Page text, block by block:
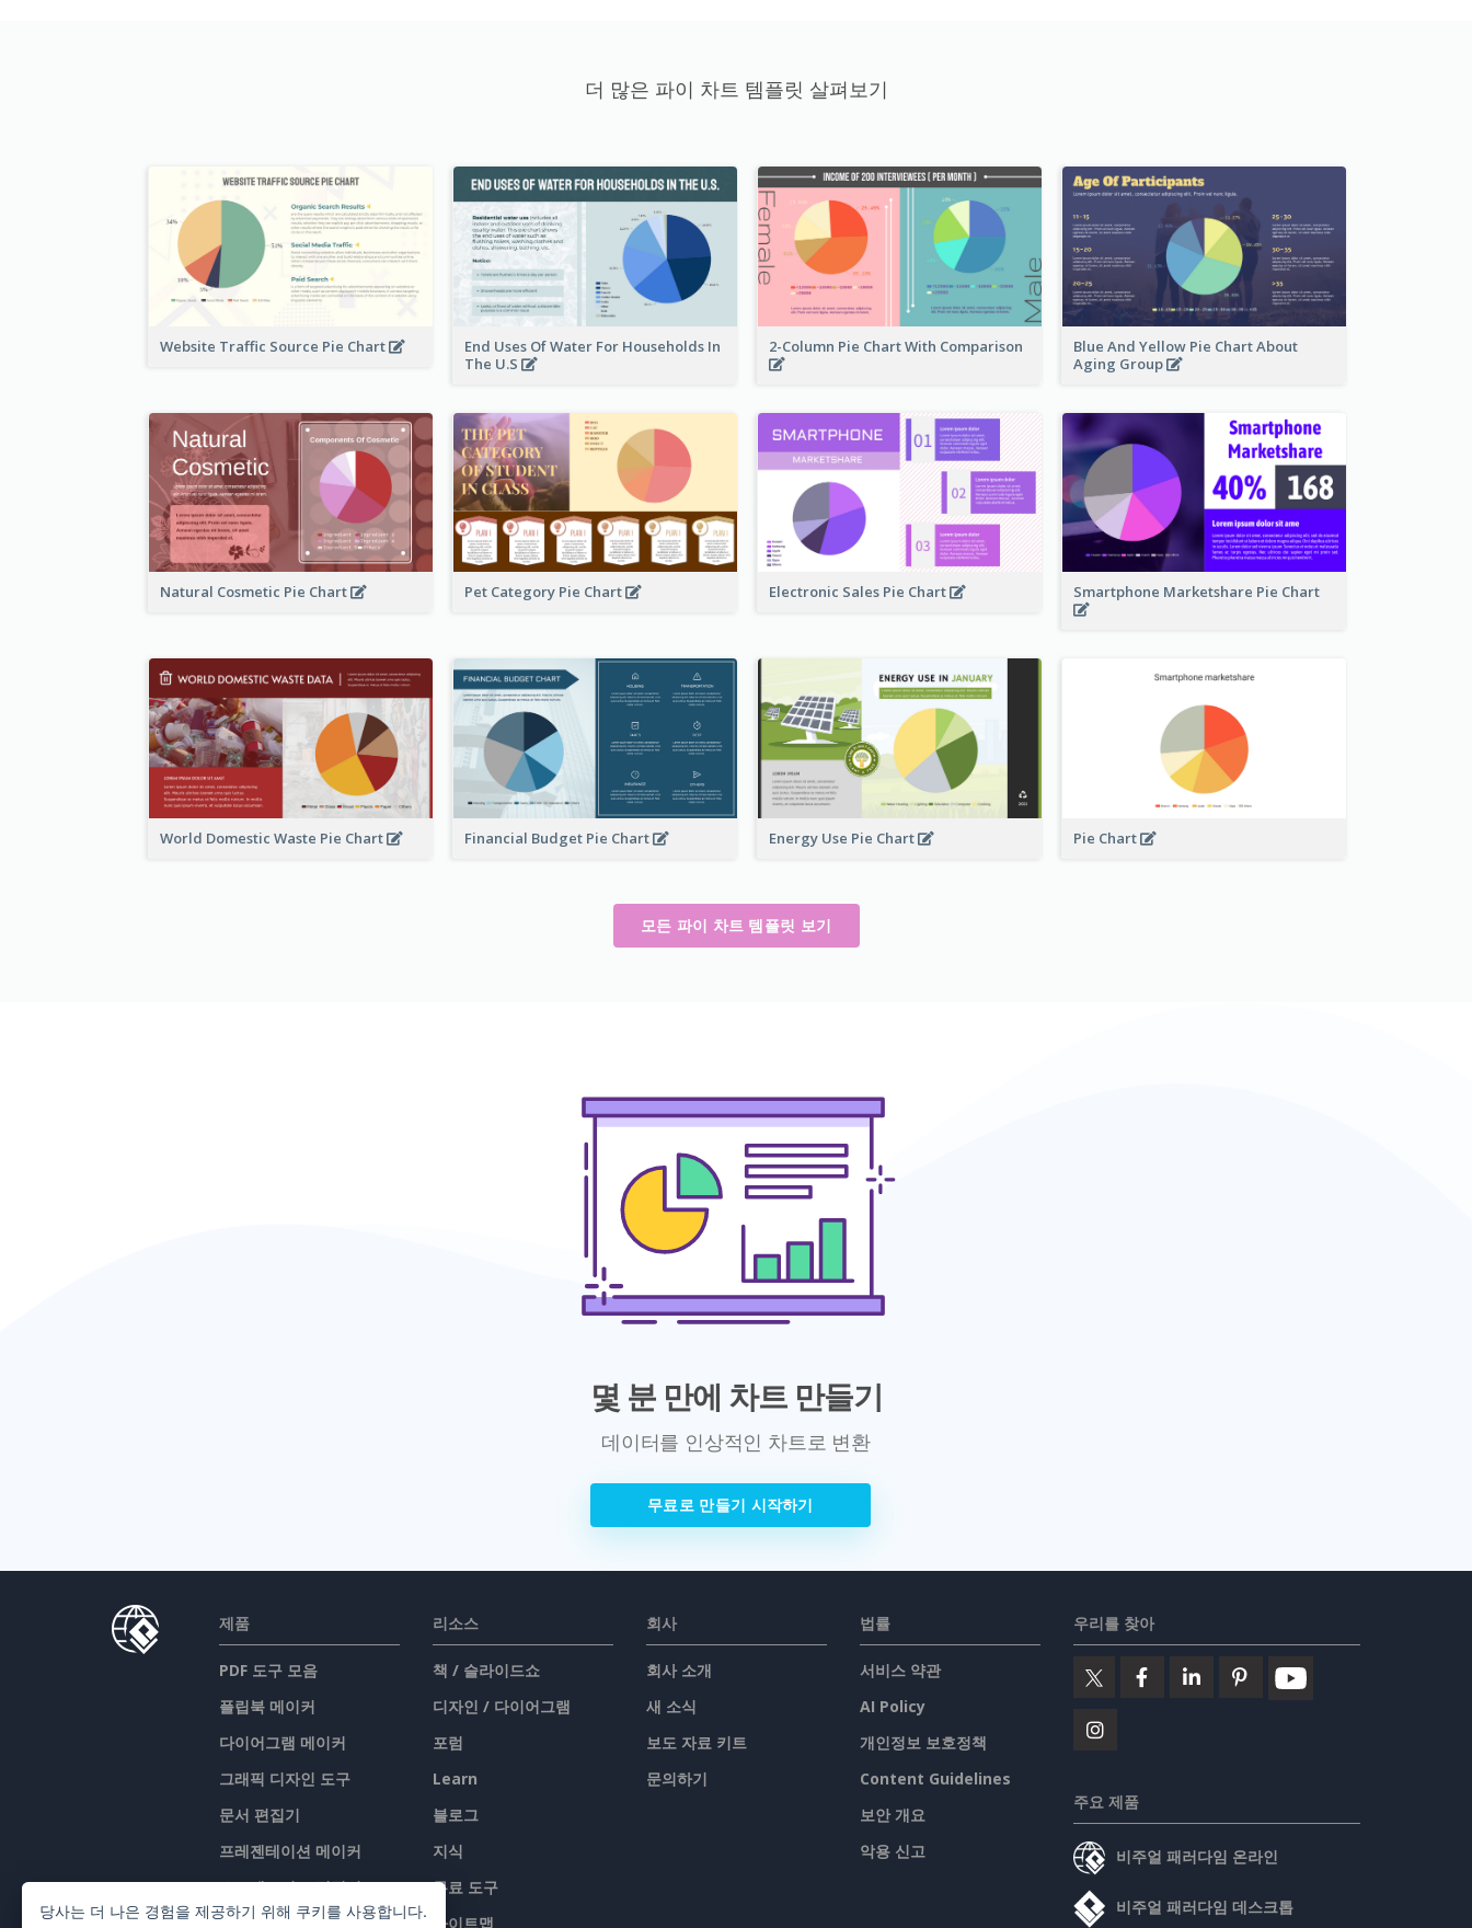
더 많은 파이 차트 템플릿 살펴보기
Website Traffic Source Pie Chart
End Uses Of Water For Households In
The U.S
2-Column Pie Chart With Comparison
Blue And Yellow Pie Chart About
Aging Group
Natural Cosmetic Pie Chart Pet Category Pie Chart Electronic Sales Pie Chart Smartphone Marketshare Pie Chart
World Domestic Waste Pie Chart Financial Budget Pie Chart Energy Use Pie Chart Pie Chart
모든 파이 차트 템플릿 보기
몇 분 만에 차트 만들기
데이터를 인상적인 차트로 변환
무료로 만들기 시작하기
제품
PDF 도구 모음
플립북 메이커
다이어그램 메이커
그래픽 디자인 도구
문서 편집기
프레젠테이션 메이커
스프레드시트 편집기
가격 책정
리소스
책 / 슬라이드쇼
디자인 / 다이어그램
포럼
Learn
블로그
지식
무료 도구
사이트맵
회사
회사 소개
새 소식
보도 자료 키트
문의하기
법률
서비스 약관
AI Policy
개인정보 보호정책
Content Guidelines
보안 개요
악용 신고
우리를 찾아
주요 제품
비주얼 패러다임 온라인
비주얼 패러다임 데스크톱
당사는 더 나은 경험을 제공하기 위해 쿠키를 사용합니다.